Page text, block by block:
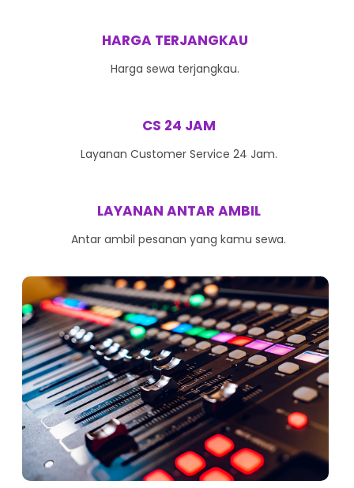
HARGA TERJANGKAU
Harga sewa terjangkau.
CS 24 JAM
Layanan Customer Service 24 Jam.
LAYANAN ANTAR AMBIL
Antar ambil pesanan yang kamu sewa.